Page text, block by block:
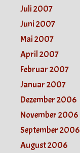
Juli 2007
Juni 2007
Mai 2007
April 2007
Februar 2007
Januar 2007
Dezember 2006
November 2006
September 2006
August 2006